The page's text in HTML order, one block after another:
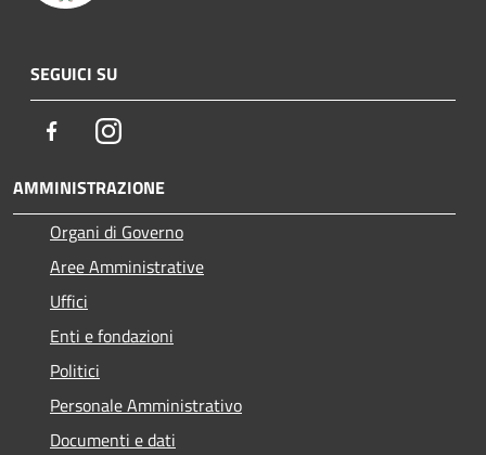
SEGUICI SU
FacebookInstagram
AMMINISTRAZIONE
Organi di Governo
Aree Amministrative
Uffici
Enti e fondazioni
Politici
Personale Amministrativo
Documenti e dati